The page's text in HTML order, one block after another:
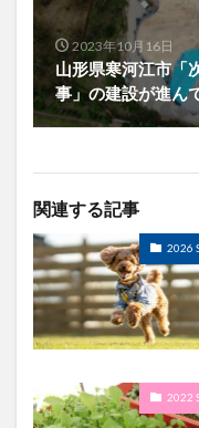
2023年10月16日
山形県寒河江市「
事」の建設が進ん
関連する記事
2026
2022